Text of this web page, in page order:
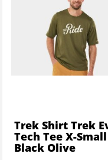
Trek Shirt Trek
Tech Tee X-Small
Black Olive